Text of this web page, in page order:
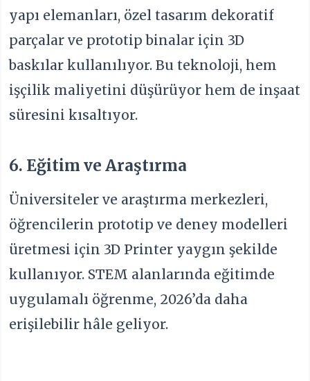
yapı elemanları, özel tasarım dekoratif
parçalar ve prototip binalar için 3D
baskılar kullanılıyor. Bu teknoloji, hem
işçilik maliyetini düşürüyor hem de inşaat
süresini kısaltıyor.
6. Eğitim ve Araştırma
Üniversiteler ve araştırma merkezleri,
öğrencilerin prototip ve deney modelleri
üretmesi için 3D Printer yaygın şekilde
kullanıyor. STEM alanlarında eğitimde
uygulamalı öğrenme, 2026’da daha
erişilebilir hâle geliyor.